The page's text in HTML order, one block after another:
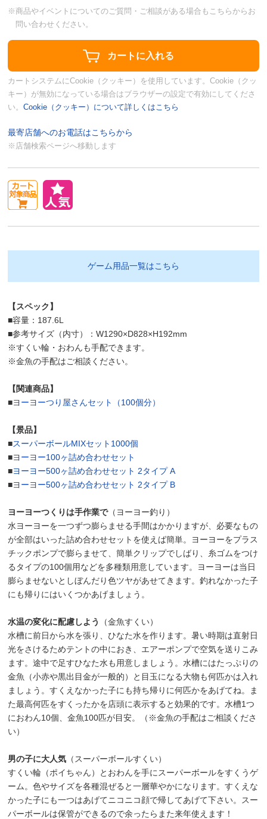
※商品やイベントについてのご質問・ご相談がある場合もこちらからお
問い合わせください。
カートシステムにCookie（クッキー）を使用しています。Cookie（クッ
キー）が無効になっている場合はブラウザーの設定で有効にしてくださ
い。Cookie（クッキー）について詳しくはこちら
最寄店舗へのお電話はこちらから
※店舗検索ページへ移動します
ゲーム用品一覧はこちら
【スペック】
■容量：187.6L
■参考サイズ（内寸）：W1290×D828×H192mm
※すくい輪・おわんも手配できます。
※金魚の手配はご相談ください。
【関連商品】
■ヨーヨーつり屋さんセット（100個分）
【景品】
■スーパーボールMIXセット1000個
■ヨーヨー100ヶ詰め合わせセット
■ヨーヨー500ヶ詰め合わせセット 2タイプ A
■ヨーヨー500ヶ詰め合わせセット 2タイプ B
ヨーヨーつくりは手作業で（ヨーヨー釣り）
水ヨーヨーを一つずつ膨らませる手間はかかりますが、必要なもの
が全部はいった詰め合わせセットを使えば簡単。ヨーヨーをプラス
チックポンプで膨らませて、簡単クリップでしばり、糸ゴムをつけ
るタイプの100個用などを多種類用意しています。ヨーヨーは当日
膨らませないとしぼんだり色ツヤがあせてきます。釣れなかった子
にも帰りにはいくつかあげましょう。
水温の変化に配慮しよう
（金魚すくい）
水槽に前日から水を張り、ひなた水を作ります。暑い時期は直射日
光をさけるためテントの中におき、エアーポンプで空気を送りこみ
ます。途中で足すひなた水も用意しましょう。水槽にはたっぷりの
金魚（小赤や黒出目金が一般的）と目玉になる大物も何匹かは入れ
ましょう。すくえなかった子にも持ち帰りに何匹かをあげてね。ま
た最高何匹をすくったかを店頭に表示すると効果的です。水槽1つ
におわん10個、金魚100匹が目安。（※金魚の手配はご相談くださ
い）
男の子に大人気 （スーパーボールすくい）
すくい輪（ポイちゃん）とおわんを手にスーパーボールをすくうゲ
ーム。色やサイズを各種混ぜると一層華やかになります。すくえな
かった子にも一つはあげてニコニコ顔で帰してあげて下さい。スー
パーボールは保管ができるので余ったらまた来年使えます！